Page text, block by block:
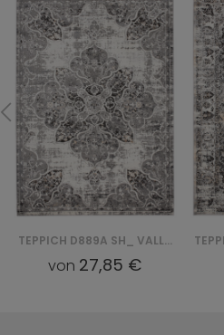
TEPPICH D172A SH_D_ SH_ VALLEY - SZARY, CZARNY
von 27,85 €